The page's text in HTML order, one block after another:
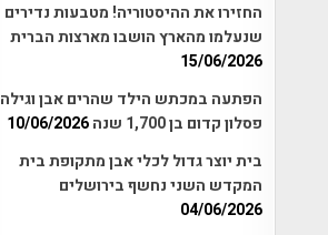
החזירו את ההיסטוריה! מטבעות נדירים
שנעלמו מהארץ הושבו מארצות הברית
15/06/2026
הפתעה במכתש הילד שהרים אבן וגילה
פסלון קדום בן 1,700 שנה
10/06/2026
בית יוצר גדול לכלי אבן מתקופת בית
המקדש השני נחשף בירושלים
04/06/2026